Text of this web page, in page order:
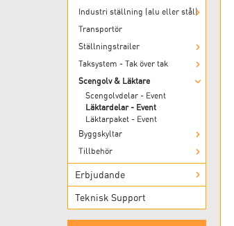
Industri ställning (alu eller stål)
Transportör
Ställningstrailer
Taksystem - Tak över tak
Scengolv & Läktare
Scengolvdelar - Event
Läktardelar - Event
Läktarpaket - Event
Byggskyltar
Tillbehör
Erbjudande
Teknisk Support